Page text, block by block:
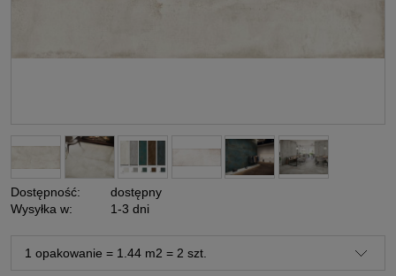
Dostępność:
dostępny
Wysyłka w:
1-3 dni